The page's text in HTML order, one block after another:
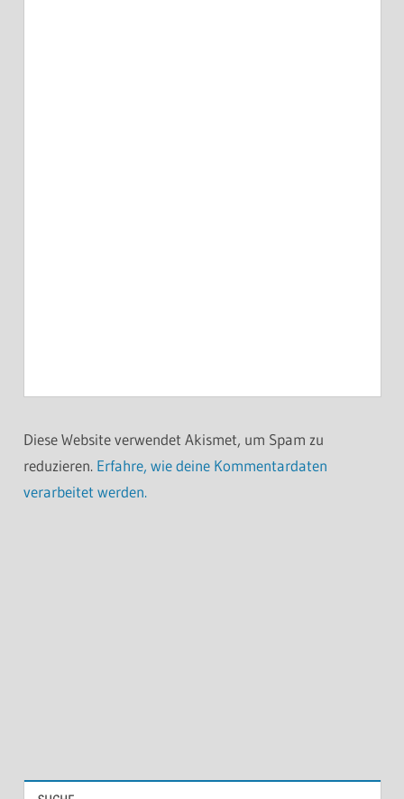
Diese Website verwendet Akismet, um Spam zu
reduzieren. Erfahre, wie deine Kommentardaten
verarbeitet werden.